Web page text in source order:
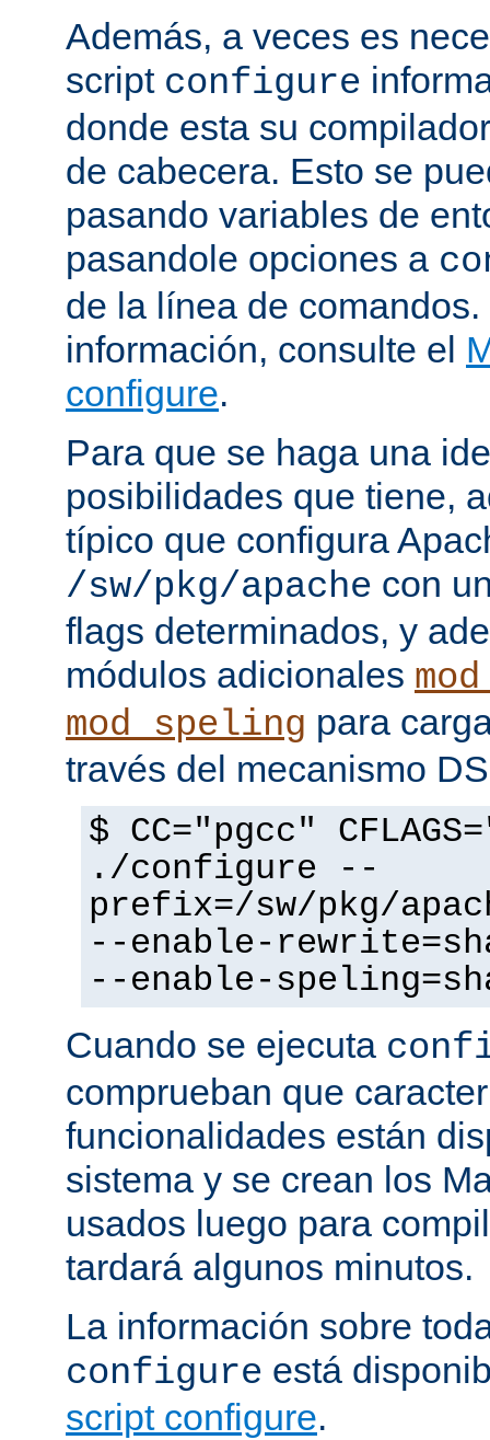
Además, a veces es
script configure
donde esta su
de cabecera. Esto se
pasando variables de
pasandole opciones a
de la línea de
información, consulte el
configure.
Para que se haga una
posibilidades que tiene,
típico que configura
/sw/pkg/apache con
flags determinados, y
módulos adicionales
mod_speling para
través del mecanismo
$ CC="pgcc"
./configure --
prefix=/sw/pkg/
--enable-
--enable-
Cuando se ejecuta
comprueban que
funcionalidades están
sistema y se crean los
usados luego para
tardará algunos minutos.
La información sobre
configure está
script configure.